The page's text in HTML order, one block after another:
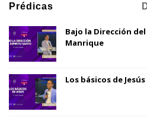
Prédicas
Bajo la Dirección
Manrique
Los básicos de